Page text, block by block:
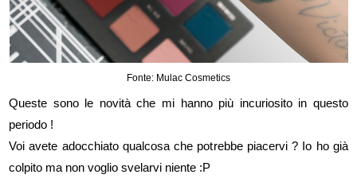
Fonte: Mulac Cosmetics
Queste sono le novità che mi hanno più incuriosito in questo
periodo !
Voi avete adocchiato qualcosa che potrebbe piacervi ? Io ho già
colpito ma non voglio svelarvi niente :P